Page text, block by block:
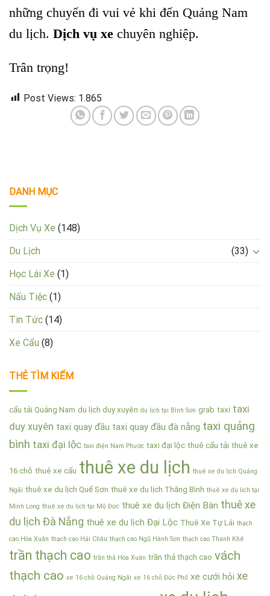
những chuyến đi vui vẻ khi đến Quảng Nam
du lịch. Dịch vụ xe chuyên nghiệp.
Trân trọng!
Post Views: 1.865
DANH MỤC
Dịch Vụ Xe (148)
Du Lịch
(33)
Học Lái Xe (1)
Nấu Tiệc (1)
Tin Tức (14)
Xe Cẩu (8)
THẺ TÌM KIẾM
cẩu tải Quảng Nam du lịch duy xuyên du lịch tại Bình Sơn grab taxi taxi
duy xuyên taxi quay đầu taxi quay đầu đà nẵng taxi quảng
bình taxi đại lộc taxi điện Nam Phước taxi đại lộc thuê cẩu tải thuê xe
16 chỗ thuê xe cẩu thuê xe du lịch thuê xe du lịch Quảng
Ngãi thuê xe du lịch Quế Sơn thuê xe du lịch Thăng Bình thuê xe du lịch tại
Minh Long thuê xe du lịch tại Mộ Đức thuê xe du lịch Điện Bàn thuê xe
du lịch Đà Nẵng thuê xe du lịch Đại Lộc Thuê Xe Tự Lái thạch
cao Hòa Xuân thạch cao Hải Châu thạch cao Ngũ Hành Sơn thạch cao Thanh Khê
trần thạch cao trần thả Hòa Xuân trần thả thạch cao vách
thạch cao xe 16 chỗ Quảng Ngãi xe 16 chỗ Đức Phổ xe cưới hỏi xe